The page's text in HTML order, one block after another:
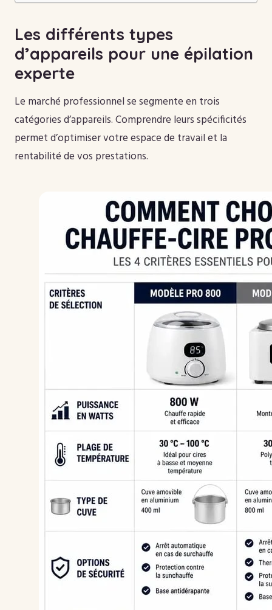
Les différents types
d’appareils pour une épilation
experte
Le marché professionnel se segmente en trois
catégories d’appareils. Comprendre leurs spécificités
permet d’optimiser votre espace de travail et la
rentabilité de vos prestations.